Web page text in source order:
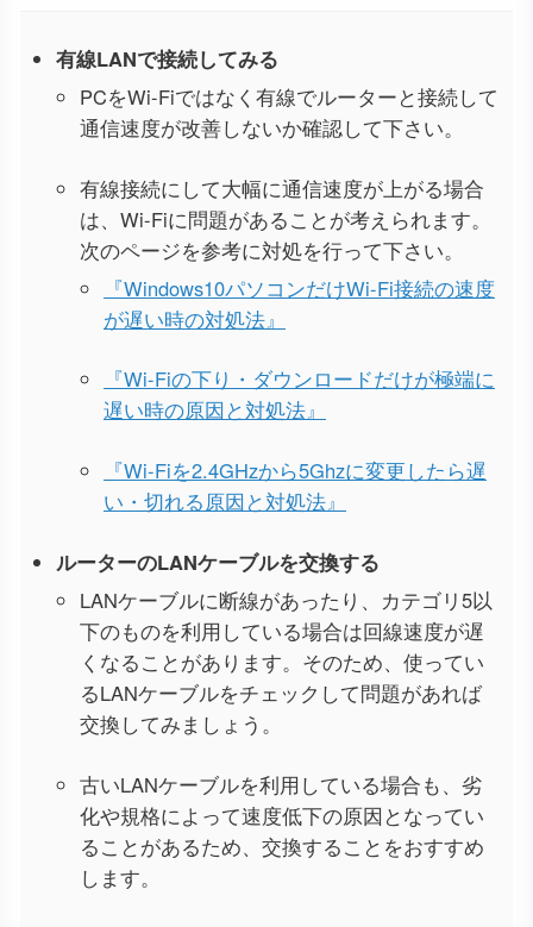
有線LANで接続してみる
PCをWi-Fiではなく有線でルーターと接続して
通信速度が改善しないか確認して下さい。
有線接続にして大幅に通信速度が上がる場合
は、Wi-Fiに問題があることが考えられます。
次のページを参考に対処を行って下さい。
『Windows10パソコンだけWi-Fi接続の速度
が遅い時の対処法』
『Wi-Fiの下り・ダウンロードだけが極端に
遅い時の原因と対処法』
『Wi-Fiを2.4GHzから5Ghzに変更したら遅
い・切れる原因と対処法』
ルーターのLANケーブルを交換する
LANケーブルに断線があったり、カテゴリ5以
下のものを利用している場合は回線速度が遅
くなることがあります。そのため、使ってい
るLANケーブルをチェックして問題があれば
交換してみましょう。
古いLANケーブルを利用している場合も、劣
化や規格によって速度低下の原因となってい
ることがあるため、交換することをおすすめ
します。